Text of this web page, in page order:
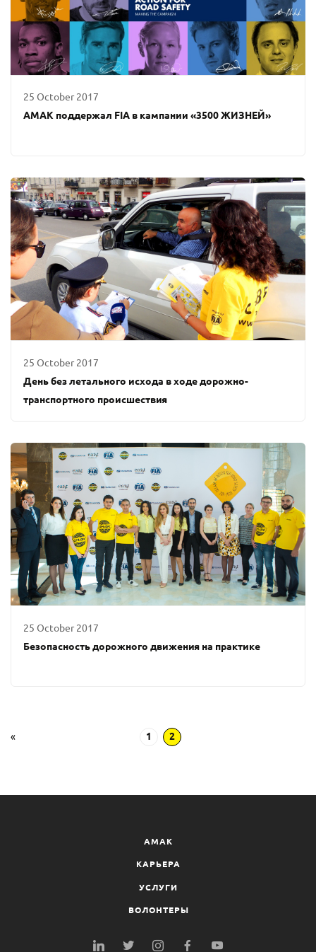
25 October 2017
AMAK поддержал FIA в кампании «3500 ЖИЗНЕЙ»
25 October 2017
День без летального исхода в ходе дорожно-
транспортного происшествия
25 October 2017
Безопасность дорожного движения на практике
« 1 2
AMAK
КАРЬЕРА
УСЛУГИ
ВОЛОНТЕРЫ